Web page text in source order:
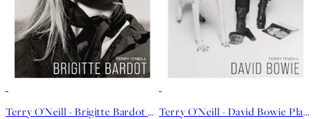
Terry O'Neill - Brigitte Bardot Plagát Terry O'Neill - David Bowie Plagát